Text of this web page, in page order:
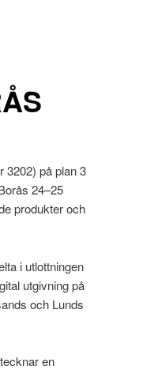
3202) på plan 3
24–25
produkter och
i utlottningen
utgivning på
och Lunds
en